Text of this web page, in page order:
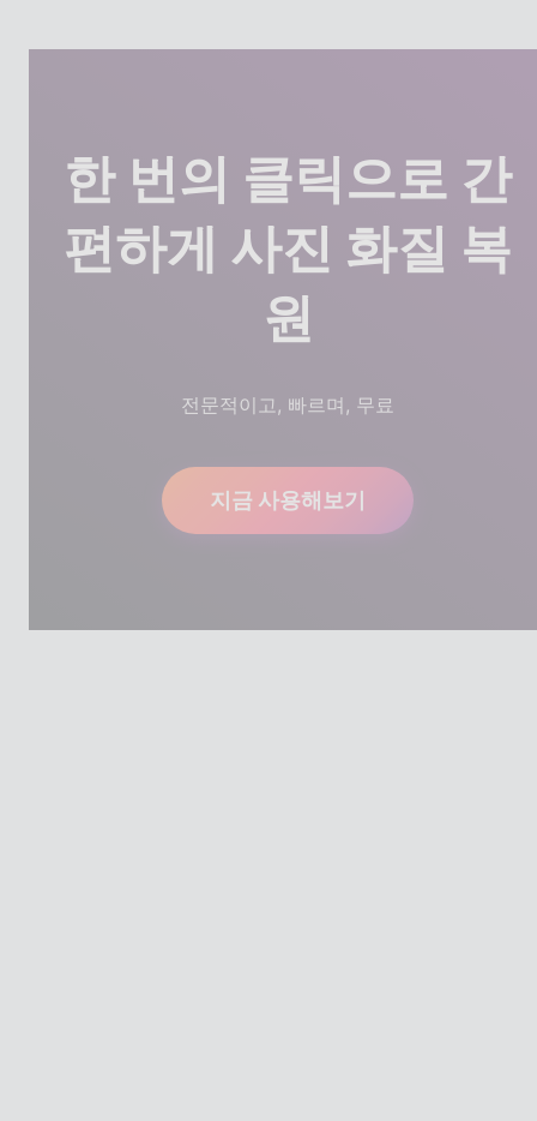
한 번의 클릭으로 간
편하게 사진 화질 복
원
전문적이고, 빠르며, 무료
지금 사용해보기